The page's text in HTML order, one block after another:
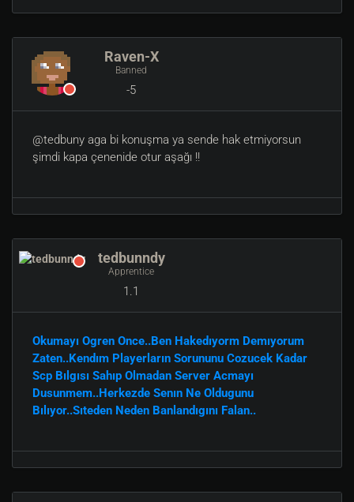
Raven-X
Banned
-5
@tedbuny aga bi konuşma ya sende hak etmiyorsun
şimdi kapa çenenide otur aşağı !!
tedbunndy
Apprentice
1.1
Okumayı Ogren Once..Ben Hakedıyorm Demıyorum
Zaten..Kendım Playerların Sorununu Cozucek Kadar
Scp Bılgısı Sahıp Olmadan Server Acmayı
Dusunmem..Herkezde Senın Ne Oldugunu
Bılıyor..Sıteden Neden Banlandıgını Falan..